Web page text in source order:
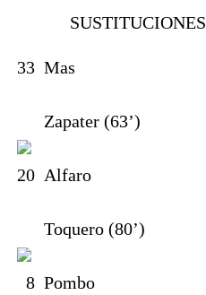
SUSTITUCIONES
33 Mas
Zapater (63’)
20 Alfaro
Toquero (80’)
8 Pombo